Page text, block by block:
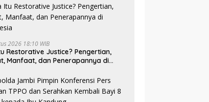
2026 18:10 WIB
Restorative Justice? Pengertian,
Manfaat, dan Penerapannya di